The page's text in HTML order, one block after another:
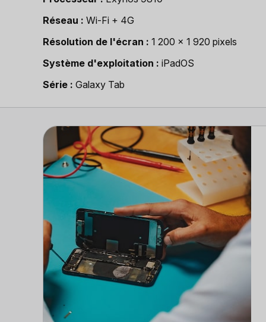
Réseau
Wi-Fi + 4G
Résolution de l'écran
1 200 x 1 920 pixels
Système d'exploitation
iPadOS
Série
Galaxy Tab